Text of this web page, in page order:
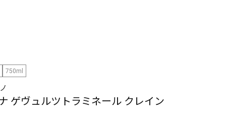
750ml
ゲヴュルツトラミネール クレイン